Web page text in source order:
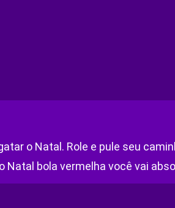
o Natal. Role e pule seu
Natal bola vermelha você vai